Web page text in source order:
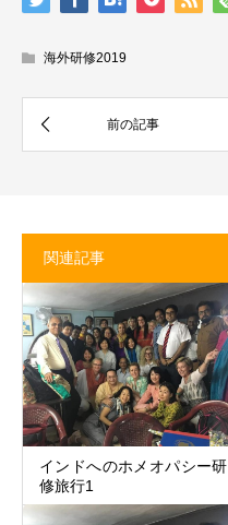
海外研修2019
関連記事
インドへのホメオパシー研
修旅行1